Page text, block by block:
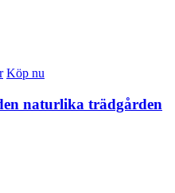
Köp nu
naturlika trädgården